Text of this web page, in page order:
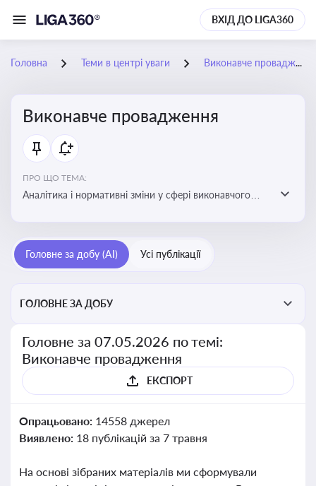
ВХІД ДО LIGA360
Головна Теми в центрі уваги Виконавче провадження
Виконавче провадження
ПРО ЩО ТЕМА:
Аналітика і нормативні зміни у сфері виконавчого
завершенню проваджень, діяльності державних і
приватних виконавців
Головне за добу (AI) Усі публікації
ГОЛОВНЕ ЗА ДОБУ
Головне за 07.05.2026 по темі:
Виконавче провадження
ЕКСПОРТ
Опрацьовано: 14558 джерел
Виявлено: 18 публікацій за 7 травня
На основі зібраних матеріалів ми сформували